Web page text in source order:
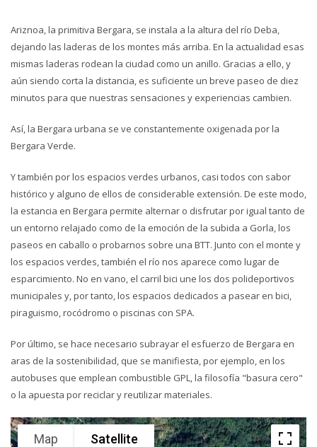
Ariznoa, la primitiva Bergara, se instala a la altura del río Deba,
dejando las laderas de los montes más arriba. En la actualidad esas
mismas laderas rodean la ciudad como un anillo. Gracias a ello, y
aún siendo corta la distancia, es suficiente un breve paseo de diez
minutos para que nuestras sensaciones y experiencias cambien.
Así, la Bergara urbana se ve constantemente oxigenada por la
Bergara Verde.
Y también por los espacios verdes urbanos, casi todos con sabor
histórico y alguno de ellos de considerable extensión. De este modo,
la estancia en Bergara permite alternar o disfrutar por igual tanto de
un entorno relajado como de la emoción de la subida a Gorla, los
paseos en caballo o probarnos sobre una BTT. Junto con el monte y
los espacios verdes, también el río nos aparece como lugar de
esparcimiento. No en vano, el carril bici une los dos polideportivos
municipales y, por tanto, los espacios dedicados a pasear en bici,
piraguismo, rocódromo o piscinas con SPA.
Por último, se hace necesario subrayar el esfuerzo de Bergara en
aras de la sostenibilidad, que se manifiesta, por ejemplo, en los
autobuses que emplean combustible GPL, la filosofía "basura cero"
o la apuesta por reciclar y reutilizar materiales.
Map Satellite